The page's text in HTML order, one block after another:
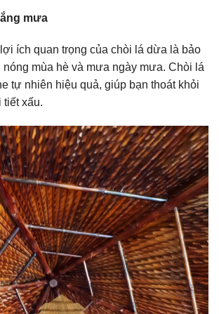
mưa
ích quan trọng của chòi lá dừa là bảo
nóng mùa hè và mưa ngày mưa. Chòi lá
tự nhiên hiệu quả, giúp bạn thoát khỏi
tiết xấu.